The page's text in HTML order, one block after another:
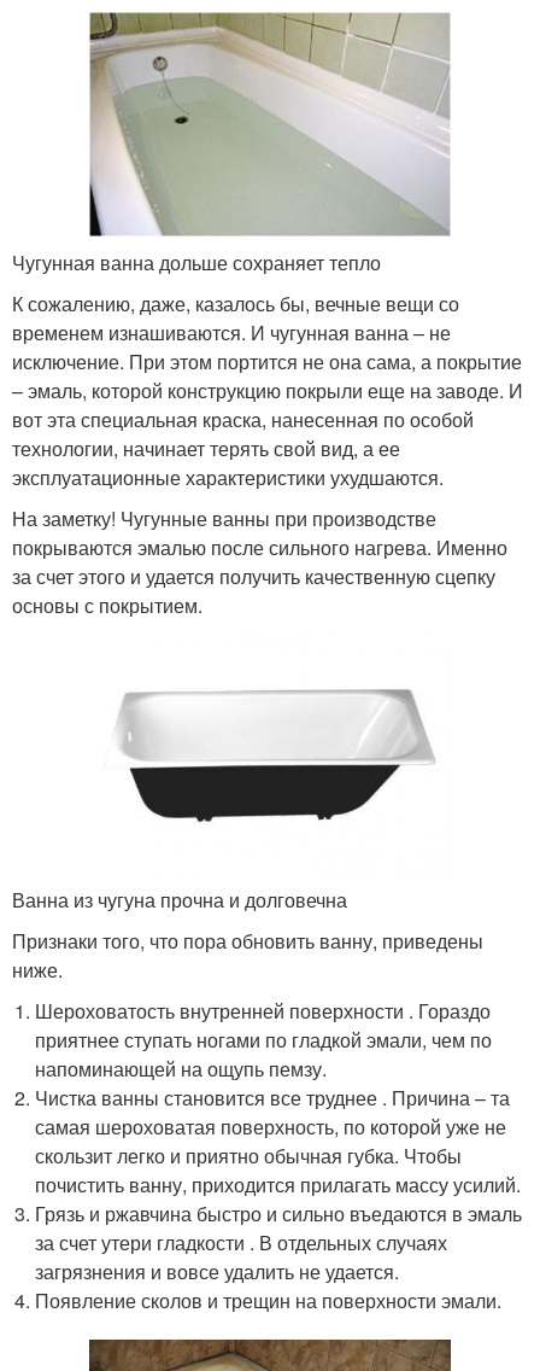
Чугунная ванна дольше сохраняет тепло
К сожалению, даже, казалось бы, вечные вещи со
временем изнашиваются. И чугунная ванна – не
исключение. При этом портится не она сама, а покрытие
– эмаль, которой конструкцию покрыли еще на заводе. И
вот эта специальная краска, нанесенная по особой
технологии, начинает терять свой вид, а ее
эксплуатационные характеристики ухудшаются.
На заметку! Чугунные ванны при производстве
покрываются эмалью после сильного нагрева. Именно
за счет этого и удается получить качественную сцепку
основы с покрытием.
Ванна из чугуна прочна и долговечна
Признаки того, что пора обновить ванну, приведены
ниже.
Шероховатость внутренней поверхности . Гораздо
приятнее ступать ногами по гладкой эмали, чем по
напоминающей на ощупь пемзу.
Чистка ванны становится все труднее . Причина – та
самая шероховатая поверхность, по которой уже не
скользит легко и приятно обычная губка. Чтобы
почистить ванну, приходится прилагать массу усилий.
Грязь и ржавчина быстро и сильно въедаются в эмаль
за счет утери гладкости . В отдельных случаях
загрязнения и вовсе удалить не удается.
Появление сколов и трещин на поверхности эмали.